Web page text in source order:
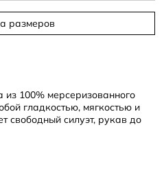
размеров
100% мерсеризованного
гладкостью, мягкостью и
свободный силуэт, рукав до